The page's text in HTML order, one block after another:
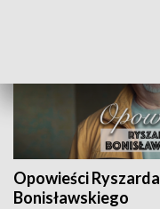
Opowieści Ryszarda
Bonisławskiego